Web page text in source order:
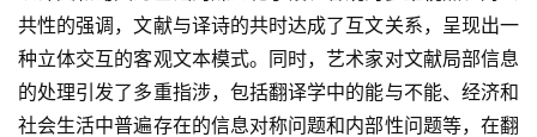
共性的强调，文献与译诗的共时达成了互文关系，呈现出一
种立体交互的客观文本模式。同时，艺术家对文献局部信息
的处理引发了多重指涉，包括翻译学中的能与不能、经济和
社会生活中普遍存在的信息对称问题和内部性问题等，在翻